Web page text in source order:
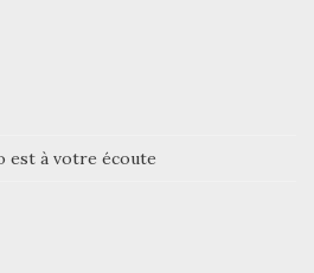
est à votre écoute